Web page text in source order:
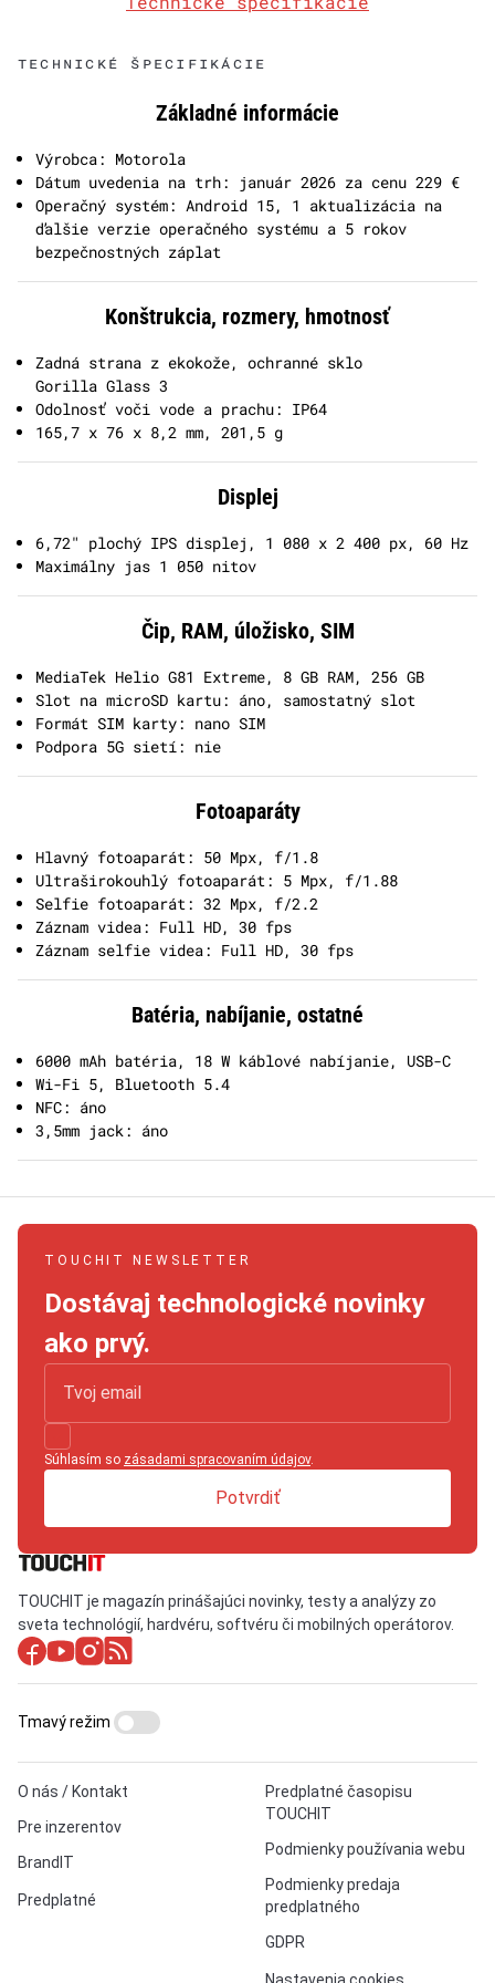
TECHNICKÉ ŠPECIFIKÁCIE
Základné informácie
Výrobca: Motorola
Dátum uvedenia na trh: január 2026 za cenu 229 €
Operačný systém: Android 15, 1 aktualizácia na
ďalšie verzie operačného systému a 5 rokov
bezpečnostných záplat
Konštrukcia, rozmery, hmotnosť
Zadná strana z ekokože, ochranné sklo
Gorilla Glass 3
Odolnosť voči vode a prachu: IP64
165,7 x 76 x 8,2 mm, 201,5 g
Displej
6,72" plochý IPS displej, 1 080 x 2 400 px, 60 Hz
Maximálny jas 1 050 nitov
Čip, RAM, úložisko, SIM
MediaTek Helio G81 Extreme, 8 GB RAM, 256 GB
Slot na microSD kartu: áno, samostatný slot
Formát SIM karty: nano SIM
Podpora 5G sietí: nie
Fotoaparáty
Hlavný fotoaparát: 50 Mpx, f/1.8
Ultraširokouhlý fotoaparát: 5 Mpx, f/1.88
Selfie fotoaparát: 32 Mpx, f/2.2
Záznam videa: Full HD, 30 fps
Záznam selfie videa: Full HD, 30 fps
Batéria, nabíjanie, ostatné
6000 mAh batéria, 18 W káblové nabíjanie, USB-C
Wi-Fi 5, Bluetooth 5.4
NFC: áno
3,5mm jack: áno
TOUCHIT NEWSLETTER
Dostávaj technologické novinky
ako prvý.
Súhlasím so zásadami spracovaním údajov.
Potvrdiť
TOUCHIT je magazín prinášajúci novinky, testy a analýzy zo
sveta technológií, hardvéru, softvéru či mobilných operátorov.
O nás / Kontakt
Pre inzerentov
BrandIT
Predplatné
Predplatné časopisu
TOUCHIT
Podmienky používania webu
Podmienky predaja
predplatného
GDPR
Tmavý režim